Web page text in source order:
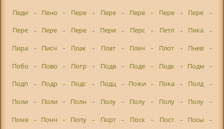
Педи
- Пено - Пере - Пере - Пере - Пере - Пере
-
Пере
- Пере - Пере - Пери - Перс - Петл - Пика
-
Пира
- Писч - Плак - Плат - Плеч - Плот - Пнев
-
Побо
- Пово - Погр - Подв - Поде - Подк - Подм
-
Подп
- Подр - Подс - Подц - Пожи - Пока - Полд
-
Поли
- Поли - Полн - Полу - Полу - Полу - Полу
-
Поме
- Понч - Попу - Порт - Поск - Пост - Посы
-